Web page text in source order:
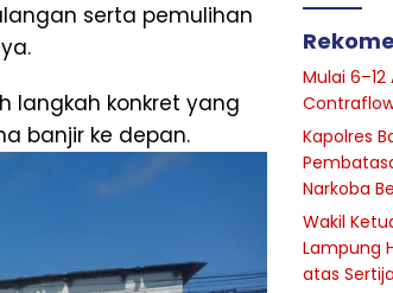
serta pemulihan
langkah konkret yang
banjir ke depan.
Mulai
Kapolres
Narkoba
Wakil
Lampung
atas